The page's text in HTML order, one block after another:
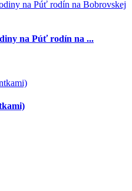
na Púť rodín na ...